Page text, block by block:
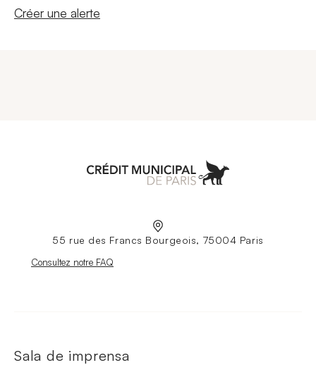
Nouvelle fenêtre
Créer une alerte
55 rue des Francs Bourgeois, 75004 Paris
Nouvelle fenêtre
Consultez notre FAQ
Sala de imprensa